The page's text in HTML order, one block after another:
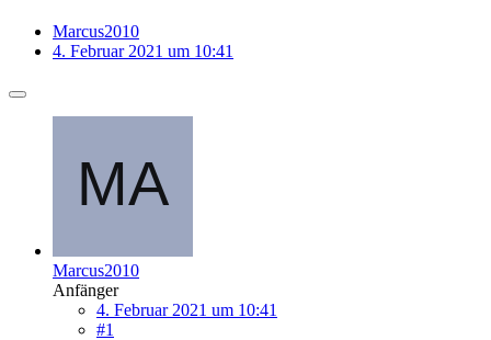
Marcus2010
4. Februar 2021 um 10:41
Marcus2010
Anfänger
4. Februar 2021 um 10:41
#1